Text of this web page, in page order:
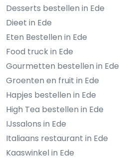
Desserts bestellen in Ede
Dieet in Ede
Eten Bestellen in Ede
Food truck in Ede
Gourmetten bestellen in Ede
Groenten en fruit in Ede
Hapjes bestellen in Ede
High Tea bestellen in Ede
IJssalons in Ede
Italiaans restaurant in Ede
Kaaswinkel in Ede